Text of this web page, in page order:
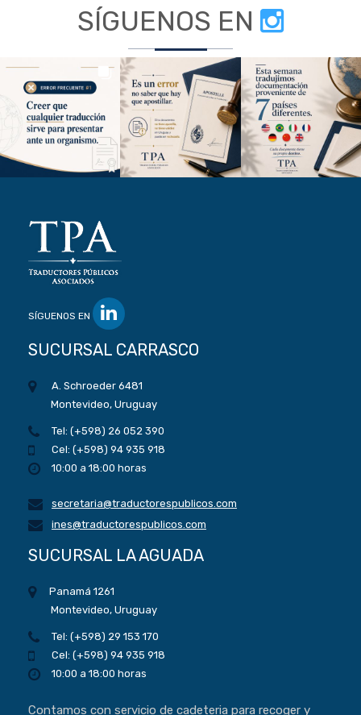
SÍGUENOS EN
SÍGUENOS EN
SUCURSAL CARRASCO
A. Schroeder 6481
Montevideo, Uruguay
Tel: (+598) 26 052 390
Cel: (+598) 94 935 918
10:00 a 18:00 horas
secretaria@traductorespublicos.com
ines@traductorespublicos.com
SUCURSAL LA AGUADA
Panamá 1261
Montevideo, Uruguay
Tel: (+598) 29 153 170
Cel: (+598) 94 935 918
10:00 a 18:00 horas
Contamos con servicio de cadeteria para recoger y